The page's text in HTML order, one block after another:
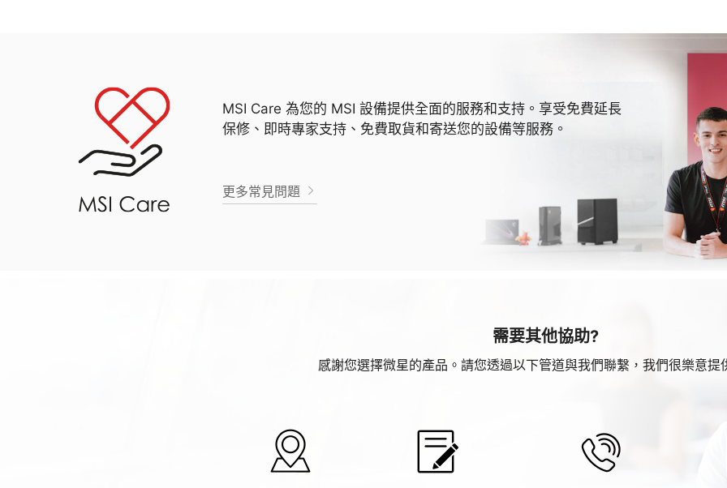
MSI Care 為您的 MSI 設備提供全面的服務和支持。享受免費延長
保修、即時專家支持、免費取貨和寄送您的設備等服務。
更多常見問題
需要其他協助?
感謝您選擇微星的產品。請您透過以下管道與我們聯繫，我們很樂意提